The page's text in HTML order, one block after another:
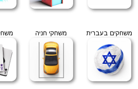
משחקים בעברית משחקי חניה